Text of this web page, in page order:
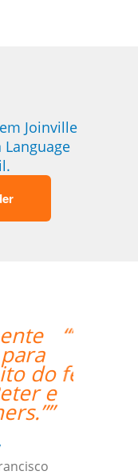
Joinville
muito
ter